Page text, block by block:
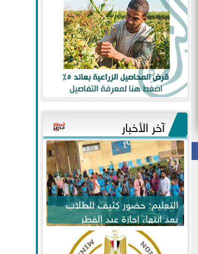
آخر الأخبار
التعليم: حضور كثيف للطلاب
بعد انتهاء إجازة عيد الفطر
لاستكمال المناهج